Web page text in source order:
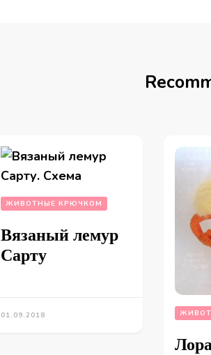
ЖИВОТНЫЕ КРЮЧКОМ
Вязаный лемур
Сарту
01.09.2018